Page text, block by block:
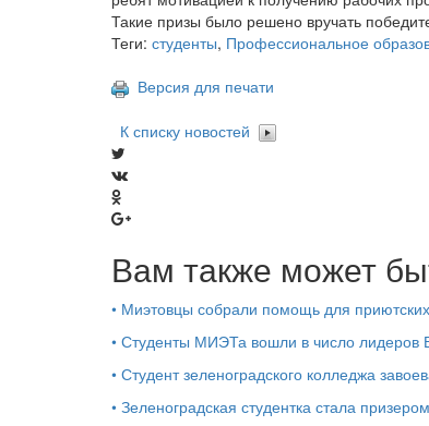
Такие призы было решено вручать
Теги: студенты, Профессиональное
Версия для печати
К списку новостей
Вам также может
• Миэтовцы собрали помощь для
• Студенты МИЭТа вошли в число лидеров
• Студент зеленоградского колледжа
• Зеленоградская студентка стала